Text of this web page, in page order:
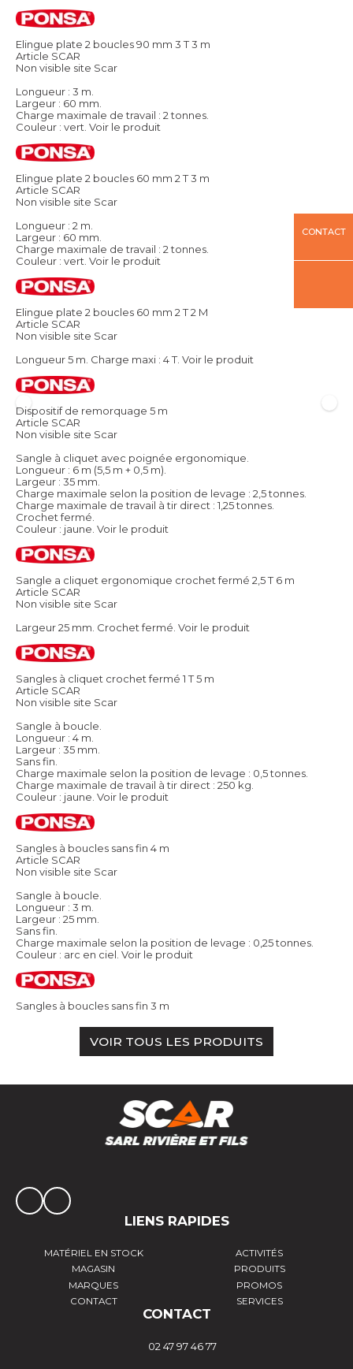
Elingue plate 2 boucles 90 mm 3 T 3 m
Article SCAR
Non visible site Scar
Longueur : 3 m.
Largeur : 60 mm.
Charge maximale de travail : 2 tonnes.
Couleur : vert. Voir le produit
Elingue plate 2 boucles 60 mm 2 T 3 m
Article SCAR
Non visible site Scar
Longueur : 2 m.
Largeur : 60 mm.
Charge maximale de travail : 2 tonnes.
Couleur : vert. Voir le produit
Elingue plate 2 boucles 60 mm 2 T 2 M
Article SCAR
Non visible site Scar
Longueur 5 m. Charge maxi : 4 T. Voir le produit
Dispositif de remorquage 5 m
Article SCAR
Non visible site Scar
Sangle à cliquet avec poignée ergonomique.
Longueur : 6 m (5,5 m + 0,5 m).
Largeur : 35 mm.
Charge maximale selon la position de levage : 2,5 tonnes.
Charge maximale de travail à tir direct : 1,25 tonnes.
Crochet fermé.
Couleur : jaune. Voir le produit
Sangle a cliquet ergonomique crochet fermé 2,5 T 6 m
Article SCAR
Non visible site Scar
Largeur 25 mm. Crochet fermé. Voir le produit
Sangles à cliquet crochet fermé 1 T 5 m
Article SCAR
Non visible site Scar
Sangle à boucle.
Longueur : 4 m.
Largeur : 35 mm.
Sans fin.
Charge maximale selon la position de levage : 0,5 tonnes.
Charge maximale de travail à tir direct : 250 kg.
Couleur : jaune. Voir le produit
Sangles à boucles sans fin 4 m
Article SCAR
Non visible site Scar
Sangle à boucle.
Longueur : 3 m.
Largeur : 25 mm.
Sans fin.
Charge maximale selon la position de levage : 0,25 tonnes.
Couleur : arc en ciel. Voir le produit
Sangles à boucles sans fin 3 m
VOIR TOUS LES PRODUITS
CONTACT
LIENS RAPIDES
MATÉRIEL EN STOCK
ACTIVITÉS
MAGASIN
PRODUITS
MARQUES
PROMOS
CONTACT
SERVICES
CONTACT
02 47 97 46 77